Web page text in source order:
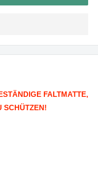
FALTMATTE,
SCHÜTZEN!